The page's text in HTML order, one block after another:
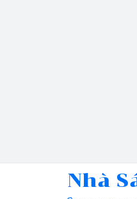
Nhà